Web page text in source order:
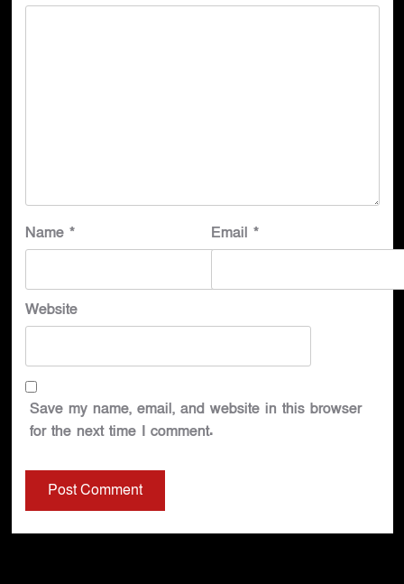
Name * Email *
Website
Save my name, email, and website in this browser
for the next time I comment.